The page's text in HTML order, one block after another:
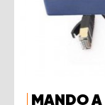
MANDO